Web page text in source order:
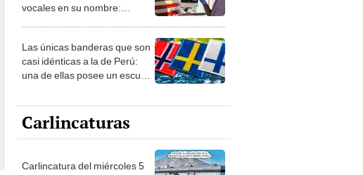
vocales en su nombre:
Las únicas banderas que son
casi idénticas a la de Perú:
una de ellas posee un escudo
Carlincaturas
Carlincatura del miércoles 5